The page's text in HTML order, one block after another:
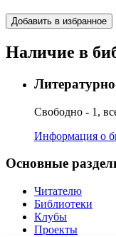
Добавить в избранное
Наличие в
Свободно - 1,
Информация о
Основные
Читателю
Библиотеки
Клубы
Проекты